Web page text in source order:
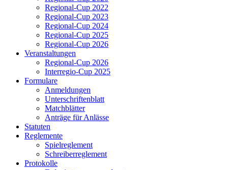
Regional-Cup 2022
Regional-Cup 2023
Regional-Cup 2024
Regional-Cup 2025
Regional-Cup 2026
Veranstaltungen
Regional-Cup 2026
Interregio-Cup 2025
Formulare
Anmeldungen
Unterschriftenblatt
Matchblätter
Anträge für Anlässe
Statuten
Reglemente
Spielreglement
Schreiberreglement
Protokolle